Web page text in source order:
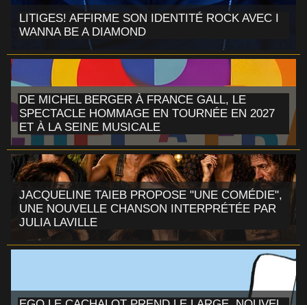
LITIGES! AFFIRME SON IDENTITÉ ROCK AVEC I
WANNA BE A DIAMOND
DE MICHEL BERGER À FRANCE GALL, LE
SPECTACLE HOMMAGE EN TOURNÉE EN 2027
ET À LA SEINE MUSICALE
JACQUELINE TAIEB PROPOSE "UNE COMÉDIE",
UNE NOUVELLE CHANSON INTERPRÉTÉE PAR
JULIA LAVILLE